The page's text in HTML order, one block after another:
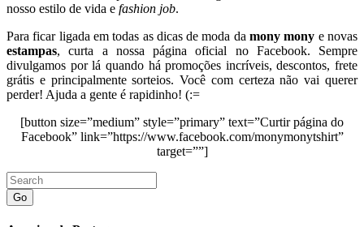
nosso estilo de vida e fashion job.
Para ficar ligada em todas as dicas de moda damony mony e novas
estampas, curta a nossa página oficial no Facebook. Sempre
divulgamos por lá quando há promoções incríveis, descontos, frete
grátis e principalmente sorteios. Você com certeza não vai querer
perder! Ajuda a gente é rapidinho! (:=
[button size=”medium” style=”primary” text=”Curtir página do
Facebook” link=”https://www.facebook.com/monymonytshirt”
target=””]
Go